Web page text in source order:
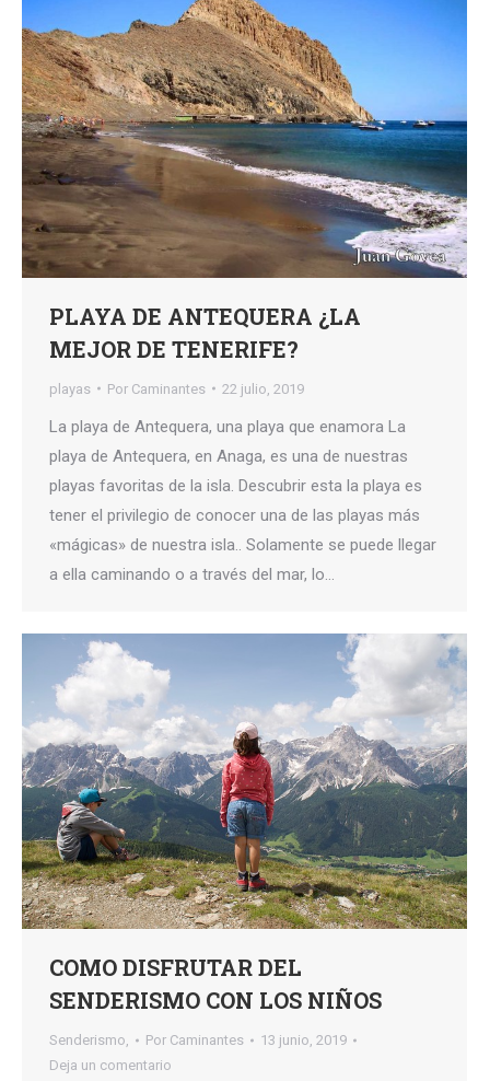
PLAYA DE ANTEQUERA ¿LA
MEJOR DE TENERIFE?
playas Por Caminantes 22 julio, 2019
La playa de Antequera, una playa que enamora La
playa de Antequera, en Anaga, es una de nuestras
playas favoritas de la isla. Descubrir esta la playa es
tener el privilegio de conocer una de las playas más
«mágicas» de nuestra isla.. Solamente se puede llegar
a ella caminando o a través del mar, lo…
COMO DISFRUTAR DEL
SENDERISMO CON LOS NIÑOS
Senderismo, Por Caminantes
13 junio, 2019
Deja un comentario